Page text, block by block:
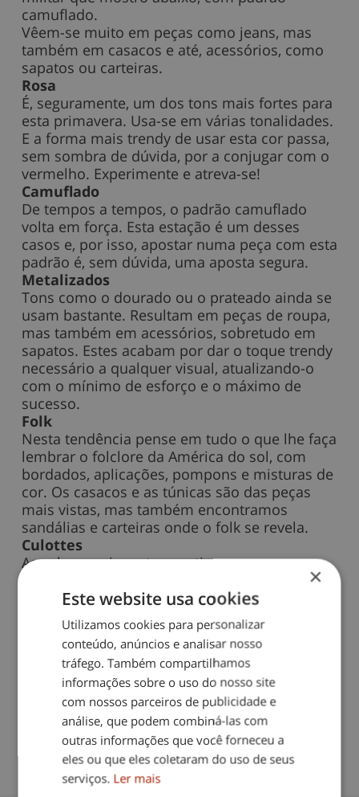
camuflado.
Vêem-se muito em peças como jeans, mas
também em casacos e até, acessórios, como
sapatos ou carteiras.
Rosa
É, seguramente, um dos tons mais fortes para
esta primavera. Usa-se em várias tonalidades.
E a forma mais trendy de usar esta cor passa,
sem sombra de dúvida, por a conjugar com o
vermelho. Experimente e atreva-se!
Camuflado
De tempos a tempos, o padrão camuflado
volta em força. Esta estação é um desses
casos e, por isso, apostar numa peça com esta
padrão é, sem dúvida, uma aposta segura.
Metalizados
Tons como o dourado ou o prateado ainda se
usam bastante. Resultam em peças de roupa,
mas também em acessórios, sobretudo em
sapatos. Estes acabam por dar o toque trendy
necessário a qualquer visual, atualizando-o
com o mínimo de esforço e o máximo de
sucesso.
Folk
Nesta tendência pense em tudo o que lhe faça
lembrar o folclore da América do sol, com
bordados, aplicações, pompons e misturas de
cor. Os casacos e as túnicas são das peças
mais vistas, mas também encontramos
sandálias e carteiras onde o folk se revela.
Culottes
As calças mais curtas continuam a usar-se,
quer numa versão mais justa, quer em cortes
assumidamente mais largos.
Fonte: Blog Mini-Saia
Compartilhe este blog
Data do blog:12/11/2024
×
Este website usa cookies
Utilizamos cookies para personalizar
conteúdo, anúncios e analisar nosso
tráfego. Também compartilhamos
informações sobre o uso do nosso site
com nossos parceiros de publicidade e
análise, que podem combiná-las com
outras informações que você forneceu a
eles ou que eles coletaram do uso de seus
serviços. Ler mais